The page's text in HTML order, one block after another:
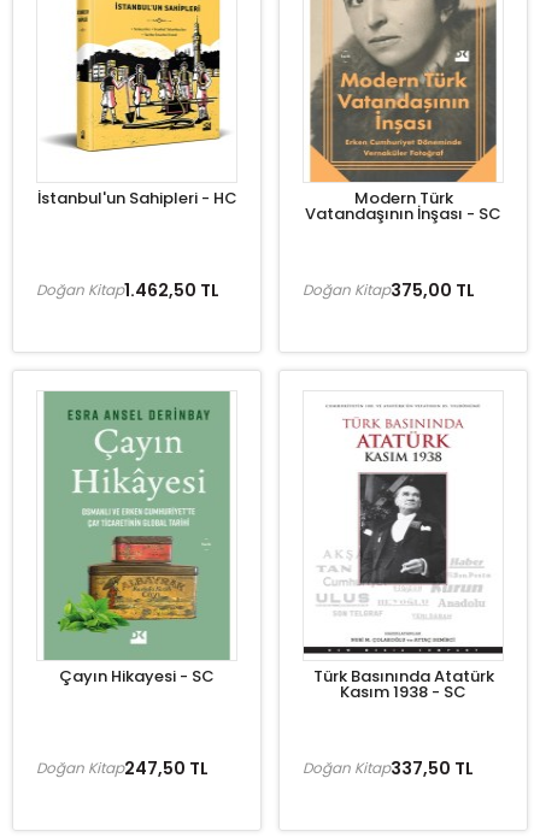
İstanbul'un Sahipleri - HC
1.462,50 TL
Doğan Kitap
Modern Türk
Vatandaşının İnşası - SC
375,00 TL
Doğan Kitap
Çayın Hikayesi - SC
247,50 TL
Doğan Kitap
Türk Basınında Atatürk
Kasım 1938 - SC
337,50 TL
Doğan Kitap